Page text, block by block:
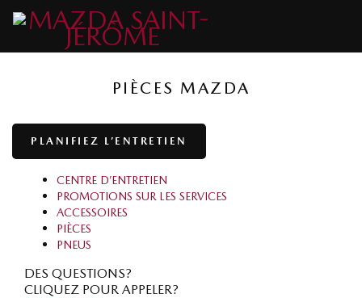
PIÈCES MAZDA
PLANIFIEZ L’ENTRETIEN
CENTRE D’ENTRETIEN
PROMOTIONS SUR LES SERVICES
ACCESSOIRES
PIÈCES
PNEUS
DES QUESTIONS?
CLIQUEZ POUR APPELER?